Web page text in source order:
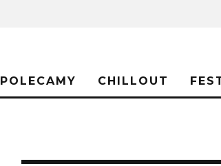
POLECAMY CHILLOUT